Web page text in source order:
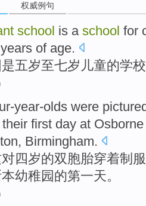
权威例句
school is a school for
years ofage.
是五岁至七岁 儿童的学校
year-olds were
their first day at Osborne
Birmingham.
四岁的双胞胎穿着制
幼稚园的第一天。